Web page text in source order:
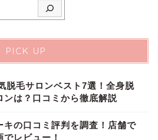
PICK UP
脱毛サロンベスト7選！全身脱
ンは？口コミから徹底解説
キの口コミ評判を調査！店舗で
レビュー！